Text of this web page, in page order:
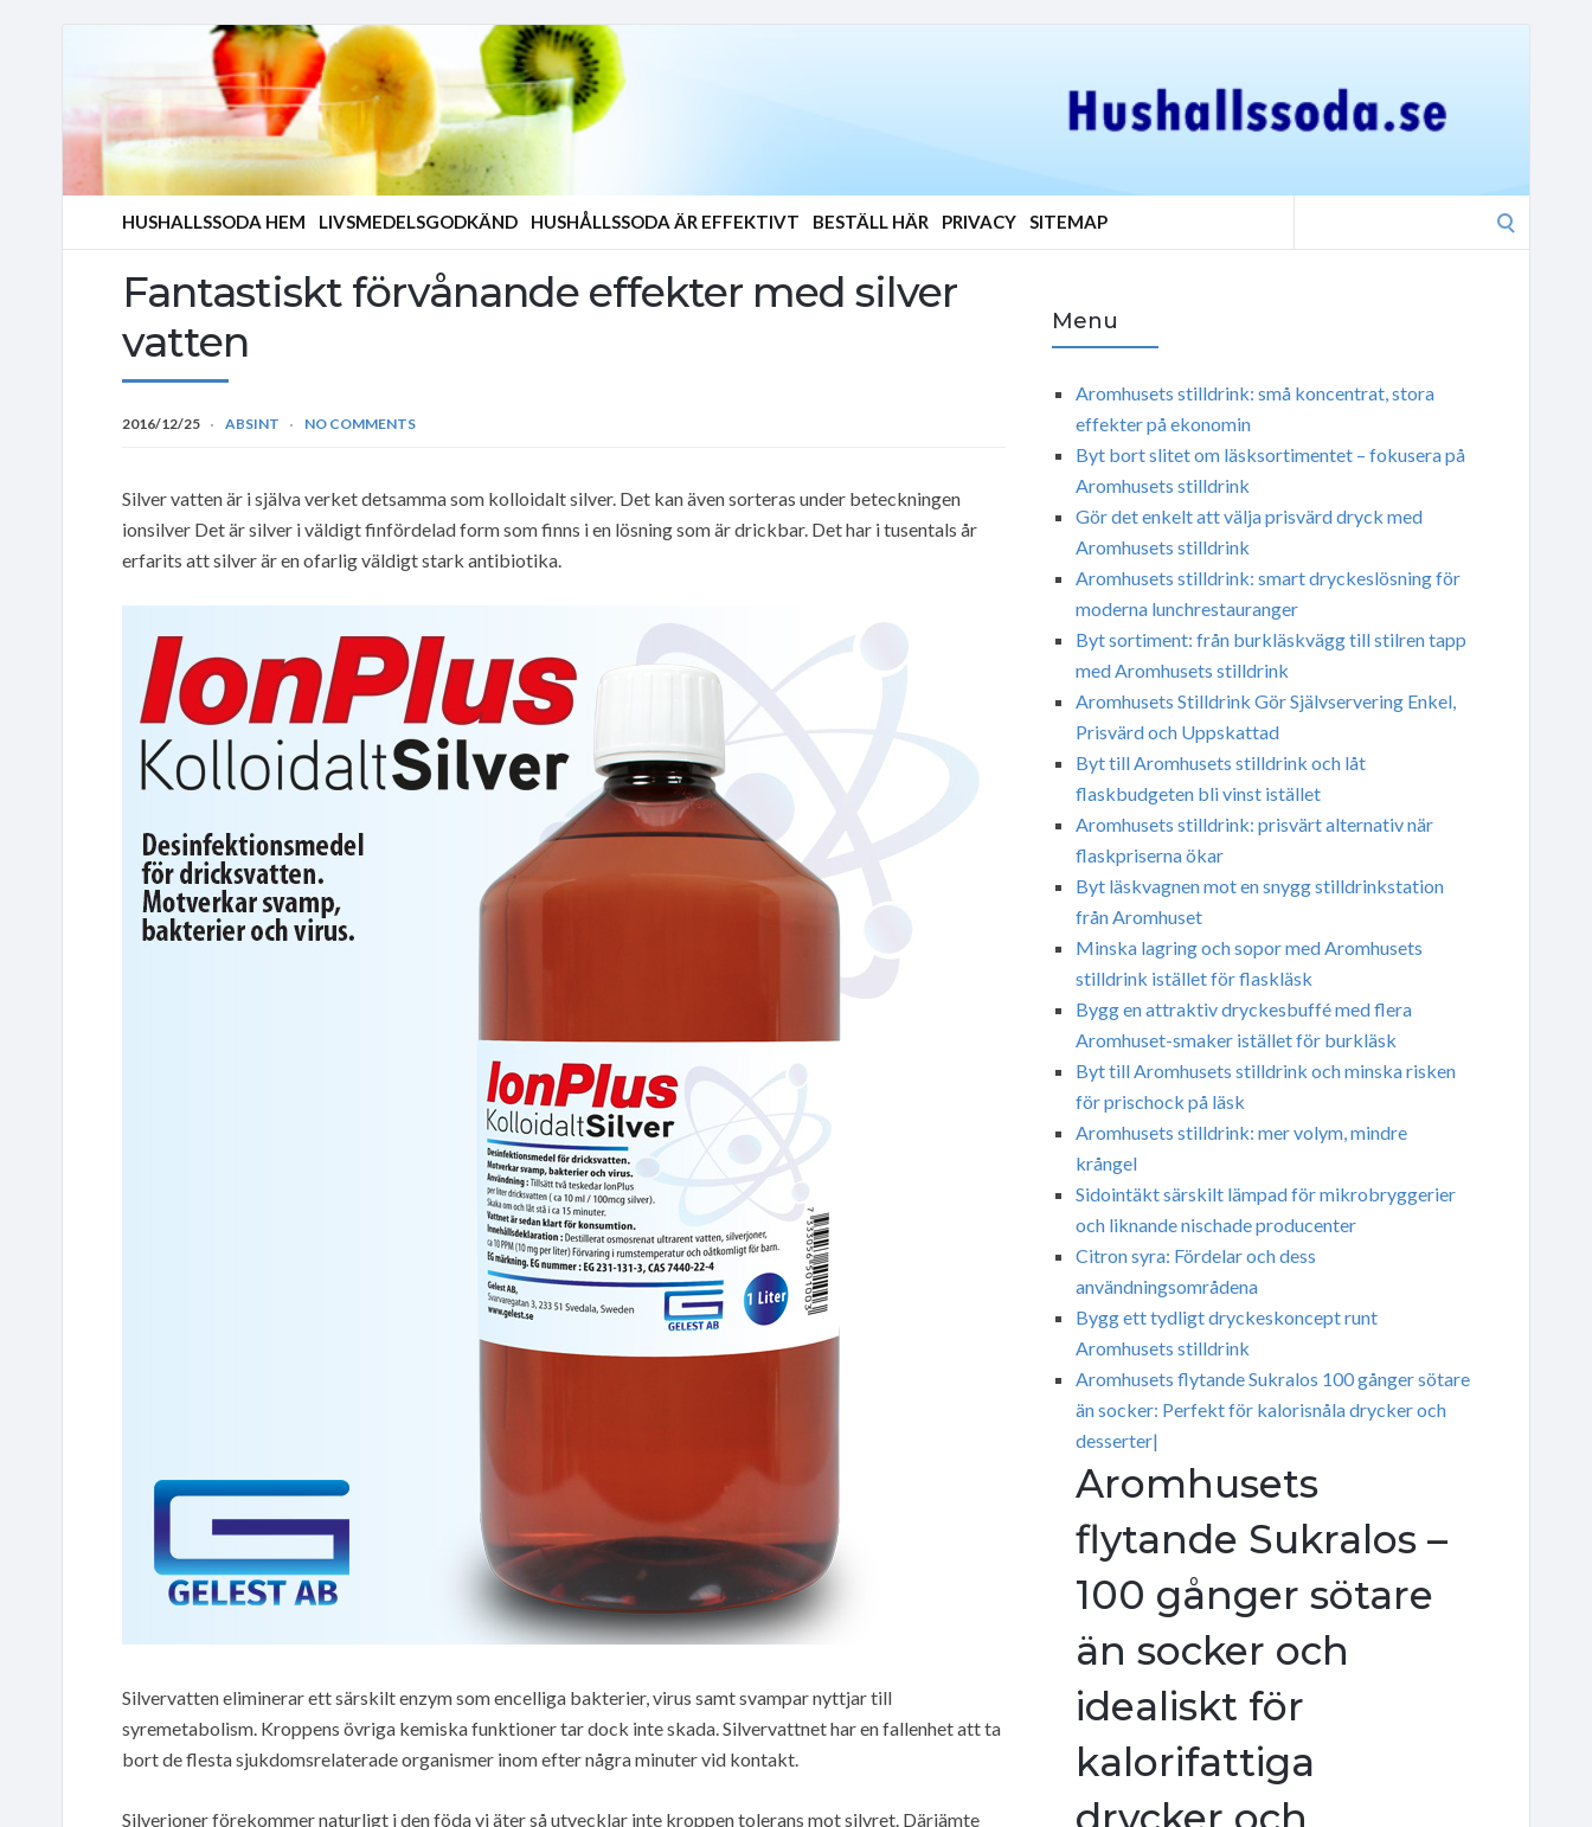
HUSHALLSSODA HEM LIVSMEDELSGODKÄND HUSHÅLLSSODA ÄR EFFEKTIVT BESTÄLL HÄR PRIVACY SITEMAP
Fantastiskt förvånande effekter med silver
vatten
2016/12/25 ABSINT NO COMMENTS
Silver vatten är i själva verket detsamma som kolloidalt silver. Det kan även sorteras under beteckningen
ionsilver Det är silver i väldigt finfördelad form som finns i en lösning som är drickbar. Det har i tusentals år
erfarits att silver är en ofarlig väldigt stark antibiotika.
Silvervatten eliminerar ett särskilt enzym som encelliga bakterier, virus samt svampar nyttjar till
syremetabolism. Kroppens övriga kemiska funktioner tar dock inte skada. Silvervattnet har en fallenhet att ta
bort de flesta sjukdomsrelaterade organismer inom efter några minuter vid kontakt.
Silverjoner förekommer naturligt i den föda vi äter så utvecklar inte kroppen tolerans mot silvret. Därjämte
Menu
Aromhusets stilldrink: små koncentrat, stora
effekter på ekonomin
Byt bort slitet om läsksortimentet – fokusera på
Aromhusets stilldrink
Gör det enkelt att välja prisvärd dryck med
Aromhusets stilldrink
Aromhusets stilldrink: smart dryckeslösning för
moderna lunchrestauranger
Byt sortiment: från burkläskvägg till stilren tapp
med Aromhusets stilldrink
Aromhusets Stilldrink Gör Självservering Enkel,
Prisvärd och Uppskattad
Byt till Aromhusets stilldrink och låt
flaskbudgeten bli vinst istället
Aromhusets stilldrink: prisvärt alternativ när
flaskpriserna ökar
Byt läskvagnen mot en snygg stilldrinkstation
från Aromhuset
Minska lagring och sopor med Aromhusets
stilldrink istället för flaskläsk
Bygg en attraktiv dryckesbuffé med flera
Aromhuset-smaker istället för burkläsk
Byt till Aromhusets stilldrink och minska risken
för prischock på läsk
Aromhusets stilldrink: mer volym, mindre
krångel
Sidointäkt särskilt lämpad för mikrobryggerier
och liknande nischade producenter
Citron syra: Fördelar och dess
användningsområdena
Bygg ett tydligt dryckeskoncept runt
Aromhusets stilldrink
Aromhusets flytande Sukralos 100 gånger sötare
än socker: Perfekt för kalorisnåla drycker och
desserter|
Aromhusets
flytande Sukralos –
100 gånger sötare
än socker och
idealiskt för
kalorifattiga
drycker och